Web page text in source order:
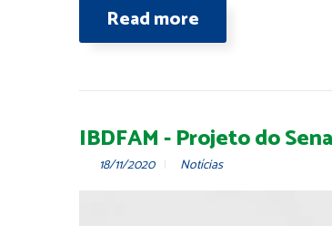
Read more
IBDFAM - Projeto do
18/11/2020 Notícias